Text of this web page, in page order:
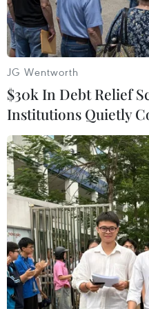
Ảnh chỉ có tính chất
Quản lý, sử dụng tài
trong đó có nhà đất
được Thành phố Hồ
biệt.
JG Wentworth
$30k In Debt Relief
Institutions Quietly